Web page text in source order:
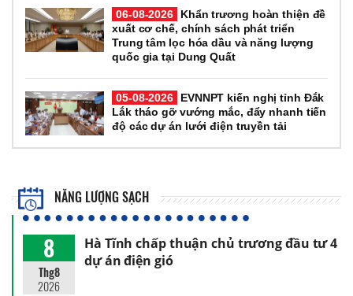
06-08-2026
Khẩn trương hoàn thiện đề
xuất cơ chế, chính sách phát triển
Trung tâm lọc hóa dầu và năng lượng
quốc gia tại Dung Quất
05-08-2026
EVNNPT kiến nghị tỉnh Đắk
Lắk tháo gỡ vướng mắc, đẩy nhanh tiến
độ các dự án lưới điện truyền tải
NĂNG LƯỢNG SẠCH
8
Thg8
2026
Hà Tĩnh chấp thuận chủ trương đầu tư 4
dự án điện gió